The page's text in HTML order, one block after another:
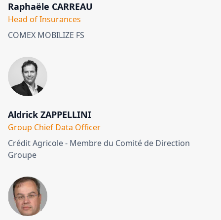
Raphaële CARREAU
Head of Insurances
COMEX MOBILIZE FS
Aldrick ZAPPELLINI
Group Chief Data Officer
Crédit Agricole - Membre du Comité de Direction
Groupe